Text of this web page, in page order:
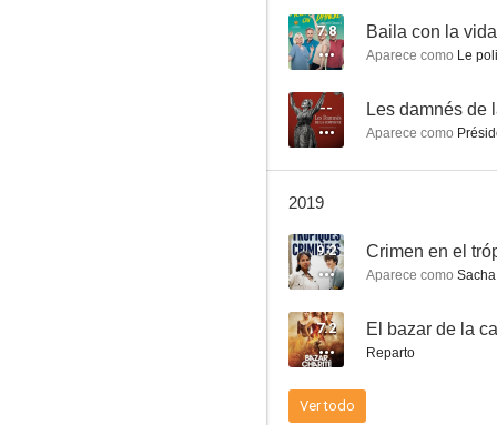
7.0
7.8 Baila con la vida
Aparece como Le
-- Les damnés de
Aparece como
2019
9.2 Crimen en el
Aparece como
7.2 El bazar de la
Reparto
Ver todo